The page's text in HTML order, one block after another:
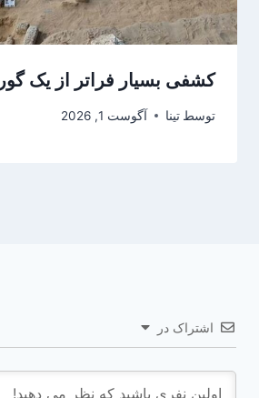
کشفی بسیار فراتر از یک
توسط تینا آگوست 1, 2026
اشتراک در